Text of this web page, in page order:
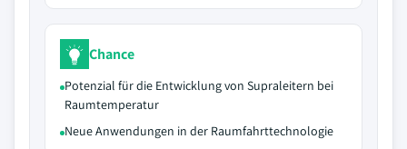
Chance
Potenzial für die Entwicklung von Supraleitern bei
Raumtemperatur
Neue Anwendungen in der Raumfahrttechnologie